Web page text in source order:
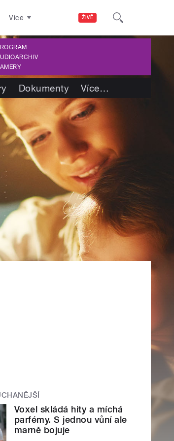
ŽIVĚ
Více
Dokumenty Více…
Voxel skládá hity a míchá
parfémy. S jednou vůní ale
marně bojuje